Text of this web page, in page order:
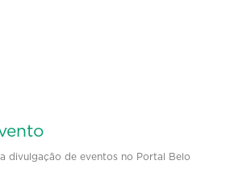
divulgação de eventos no Portal Belo